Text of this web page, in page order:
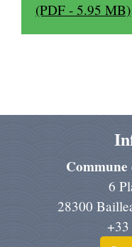
(PDF - 5.95 MB)
6
28300